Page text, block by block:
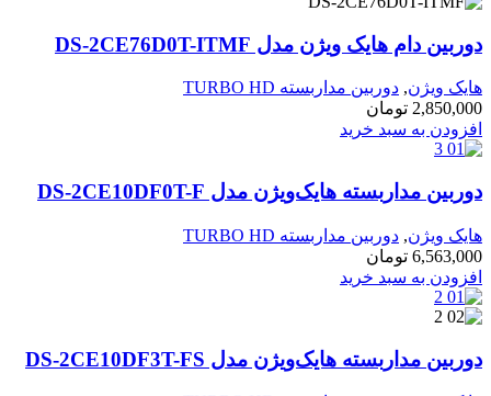
دوربین دام هایک ویژن مدل DS-2CE76D0T-ITMF
هایک ویژن, دوربین مداربسته TURBO HD
2,850,000 تومان
افزودن به سبد خرید
دوربین مداربسته هایک‌ویژن مدل DS-2CE10DF0T-F
هایک ویژن, دوربین مداربسته TURBO HD
6,563,000 تومان
افزودن به سبد خرید
دوربین مداربسته هایک‌ویژن مدل DS-2CE10DF3T-FS